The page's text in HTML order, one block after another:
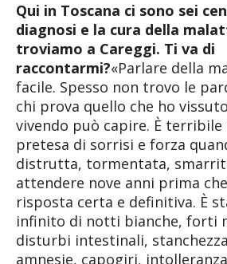
Qui in Toscana ci sono sei
diagnosi e la cura della
troviamo a Careggi. Ti va di
raccontarmi?«Parlare della
facile. Spesso non trovo le
chi prova quello che ho
vivendo può capire. È terribile
pretesa di sorrisi e forza
distrutta, tormentata,
attendere nove anni prima
risposta certa e definitiva. È
infinito di notti bianche, forti
disturbi intestinali,
amnesie, capogiri,